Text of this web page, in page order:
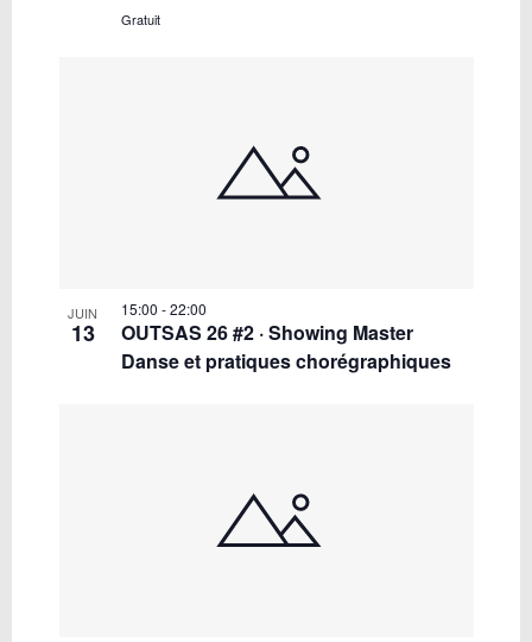
Gratuit
JUIN
13
15:00 -22:00
OUTSAS 26 #2 · Showing Master
Danse et pratiques chorégraphiques